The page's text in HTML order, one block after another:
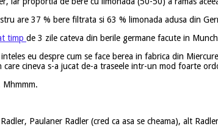
are 37 % bere filtrata si 63 % limonada adusa din
timp de 3 zile cateva din berile germane facute in
eu despre cum se face berea in fabrica din
care cineva s-a jucat de-a traseele intr-un mod foarte
Mhmmm.
Paulaner Radler (cred ca asa se cheama), alt